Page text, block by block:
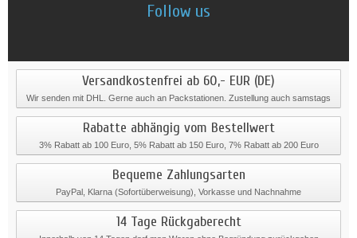
Follow us
Versandkostenfrei ab 60,- EUR (DE)
Wir senden mit DHL. Gerne auch an Packstationen. Zustellung auch samstags
Rabatte abhängig vom Bestellwert
3% Rabatt ab 100 Euro, 5% Rabatt ab 150 Euro, 7% Rabatt ab 200 Euro
Bequeme Zahlungsarten
PayPal, Klarna (Sofortüberweisung), Vorkasse und Nachnahme
14 Tage Rückgaberecht